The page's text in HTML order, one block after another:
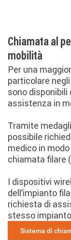
Chiamata al
mobilità
Per una
particolare
sono
assistenza in
Tramite
possibile
medico in
chiamata filare
I dispositivi
dell’impianto
richiesta di
stesso
Sistema di